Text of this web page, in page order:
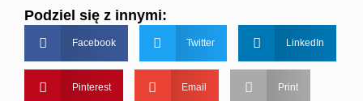
Podziel się z innymi:
Facebook Twitter LinkedIn
Pinterest Email Print